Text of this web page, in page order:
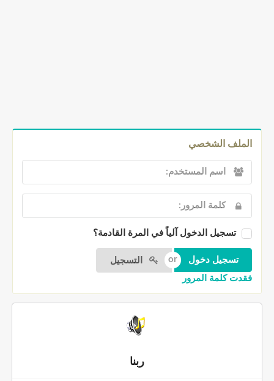
الملف الشخصي
تسجيل الدخول آلياً في المرة القادمة؟
التسجيل
فقدت كلمة المرور
ربنا